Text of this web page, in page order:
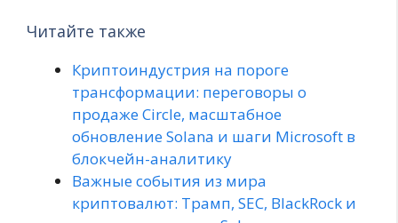
Читайте также
Криптоиндустрия на пороге
трансформации: переговоры о
продаже Circle, масштабное
обновление Solana и шаги Microsoft в
блокчейн-аналитику
Важные события из мира
криптовалют: Трамп, SEC, BlackRock и